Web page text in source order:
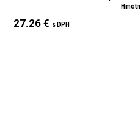
27.26 € s DPH